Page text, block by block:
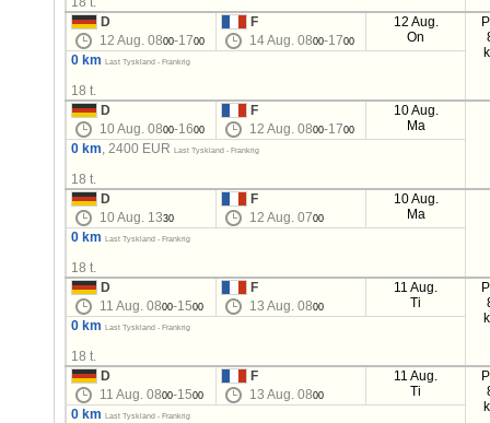
D
12 Aug. 0800-1700
F
14 Aug. 0800-1700
12 Aug.
On
0 km Last Tyskland - Frankrig
18 t.
D
10 Aug. 0800-1600
F
12 Aug. 0800-1700
10 Aug.
Ma
0 km, 2400 EUR Last Tyskland - Frankrig
18 t.
D
10 Aug. 1330
F
12 Aug. 0700
10 Aug.
Ma
0 km
Last Tyskland - Frankrig
18 t.
D
11 Aug. 0800-1500
F
13 Aug. 0800
11 Aug.
Ti
0 km Last Tyskland - Frankrig
18 t.
D
11 Aug. 0800-1500
F
13 Aug. 0800
11 Aug.
Ti
0 km Last Tyskland - Frankrig